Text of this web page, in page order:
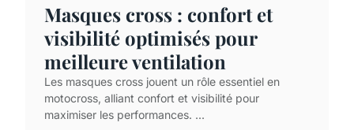
Masques cross : confort et
visibilité optimisés pour
meilleure ventilation
Les masques cross jouent un rôle essentiel en
motocross, alliant confort et visibilité pour
maximiser les performances. ...